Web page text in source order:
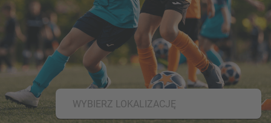
WYBIERZ LOKALIZACJĘ